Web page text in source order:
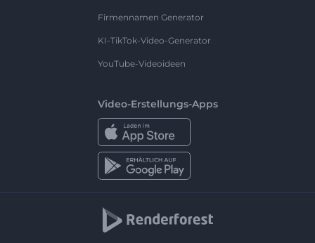
Firmennamen Generator
KI-TikTok-Video-Generator
YouTube-Videoideen
Video-Erstellungs-Apps